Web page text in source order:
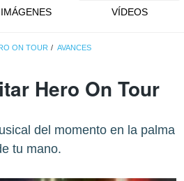
IMÁGENES VÍDEOS
ON TOUR AVANCES
Hero On Tour
del momento en la palma
tu mano.